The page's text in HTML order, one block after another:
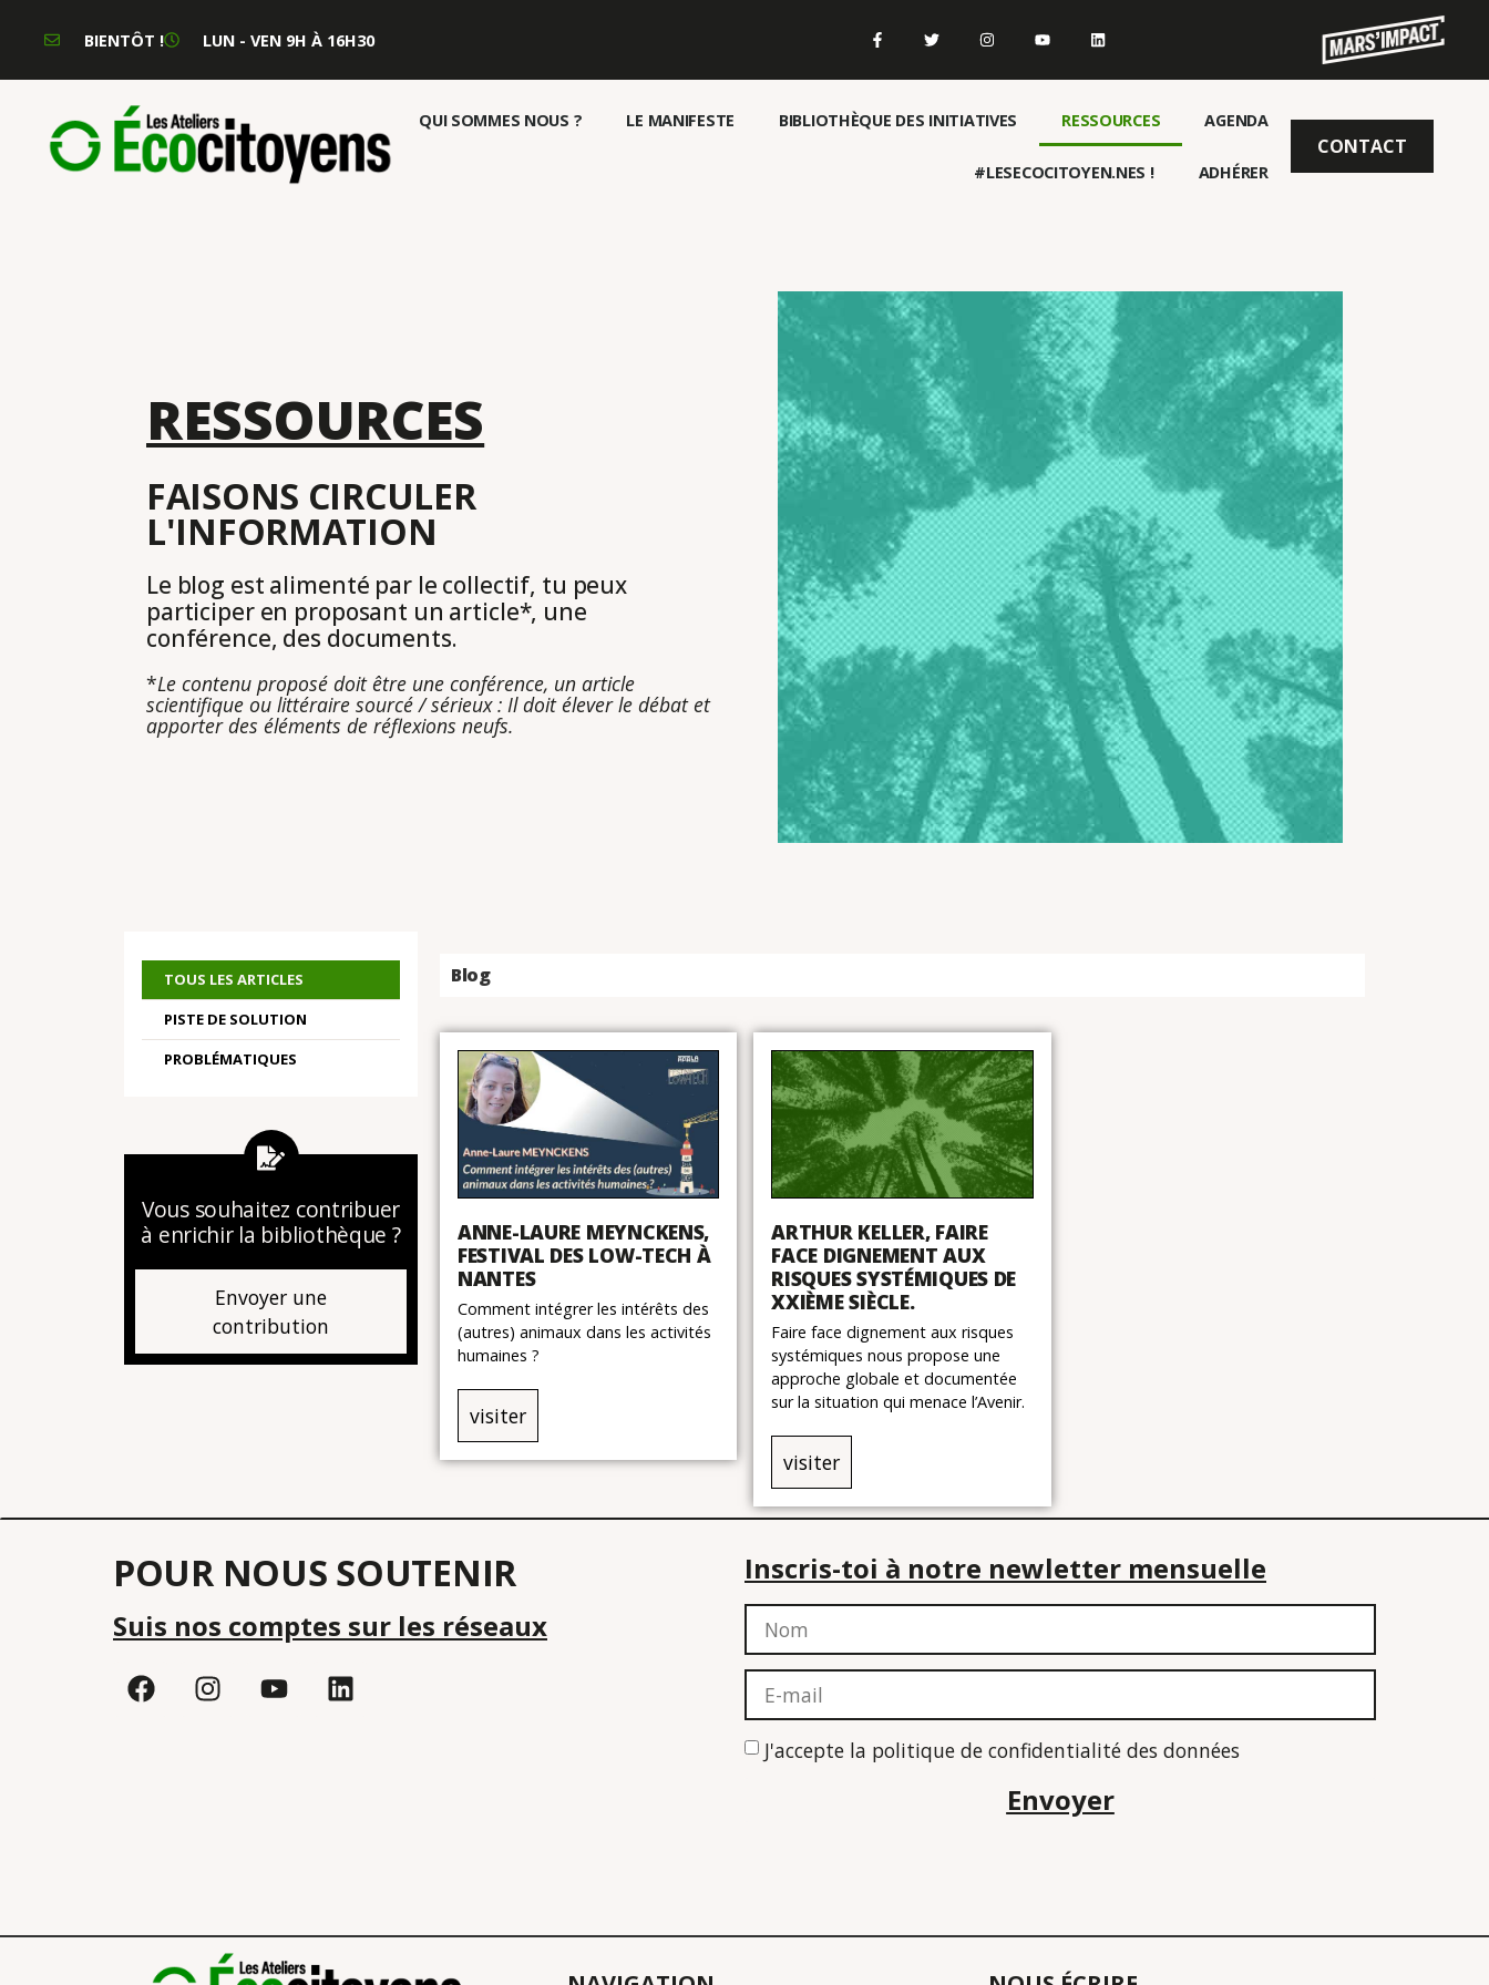
BIENTÔT ! LUN - VEN 9H À 16H30
QUI SOMMES NOUS ? LE MANIFESTE BIBLIOTHÈQUE DES INITIATIVES RESSOURCES AGENDA
#LESECOCITOYEN.NES ! ADHÉRER
CONTACT
RESSOURCES
FAISONS CIRCULER
L'INFORMATION
Le blog est alimenté par le collectif, tu peux
participer en proposant un article*, une
conférence, des documents.
*Le contenu proposé doit être une conférence, un article
scientifique ou littéraire sourcé / sérieux : Il doit élever le débat et
apporter des éléments de réflexions neufs.
TOUS LES ARTICLES
PISTE DE SOLUTION
PROBLÉMATIQUES
Vous souhaitez contribuer
à enrichir la bibliothèque ?
Envoyer une
contribution
Blog
ANNE-LAURE MEYNCKENS,
FESTIVAL DES LOW-TECH À
NANTES
Comment intégrer les intérêts des
(autres) animaux dans les activités
humaines ?
visiter
ARTHUR KELLER, FAIRE
FACE DIGNEMENT AUX
RISQUES SYSTÉMIQUES DE
XXIÈME SIÈCLE.
Faire face dignement aux risques
systémiques nous propose une
approche globale et documentée
sur la situation qui menace l’Avenir.
visiter
POUR NOUS SOUTENIR
Suis nos comptes sur les réseaux
Inscris-toi à notre newletter mensuelle
J'accepte la politique de confidentialité des données
Envoyer